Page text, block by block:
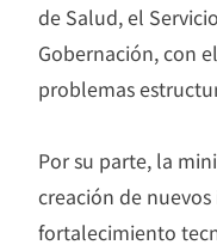
de Salud, el
Gobernación, con
problemas
Por su parte, la
creación de
fortalecimiento